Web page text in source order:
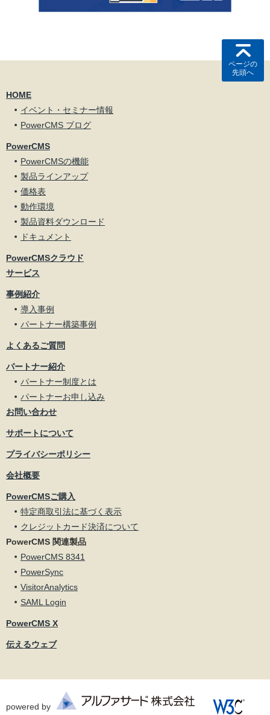
ページの
先頭へ
HOME
イベント・セミナー情報
PowerCMS ブログ
PowerCMS
PowerCMSの機能
製品ラインアップ
価格表
動作環境
製品資料ダウンロード
ドキュメント
PowerCMSクラウド
サービス
事例紹介
導入事例
パートナー構築事例
よくあるご質問
パートナー紹介
パートナー制度とは
パートナーお申し込み
お問い合わせ
サポートについて
プライバシーポリシー
会社概要
PowerCMSご購入
特定商取引法に基づく表示
クレジットカード決済について
PowerCMS 関連製品
PowerCMS 8341
PowerSync
VisitorAnalytics
SAML Login
PowerCMS X
伝えるウェブ
powered by